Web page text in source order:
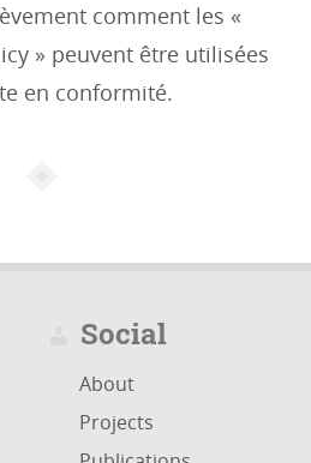
comment les «
» peuvent être utilisées
en conformité.
Social
About
Projects